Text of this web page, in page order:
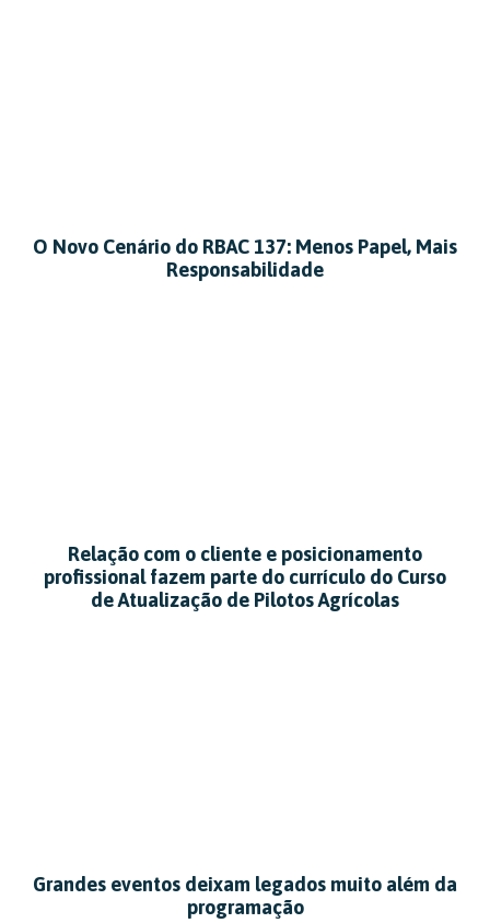
O Novo Cenário do RBAC 137: Menos Papel, Mais
Responsabilidade
Relação com o cliente e posicionamento
profissional fazem parte do currículo do Curso
de Atualização de Pilotos Agrícolas
Grandes eventos deixam legados muito além da
programação